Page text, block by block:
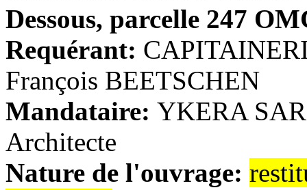
Dessous, parcelle 247
Requérant:
François BEETSCHEN
Mandataire: YKERA
Architecte
Nature de l'ouvrage: